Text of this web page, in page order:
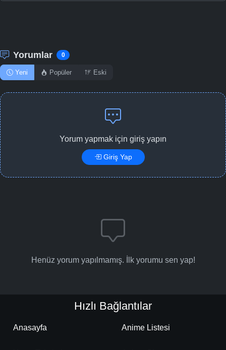
Yorumlar 0
Yeni Popüler Eski
Yorum yapmak için giriş yapın
Giriş Yap
Henüz yorum yapılmamış. İlk yorumu sen yap!
Hızlı Bağlantılar
Anasayfa Anime Listesi